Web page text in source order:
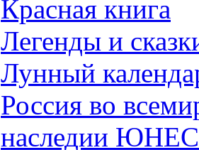
Красная книга
Легенды и
Лунный
Россия во
наследии